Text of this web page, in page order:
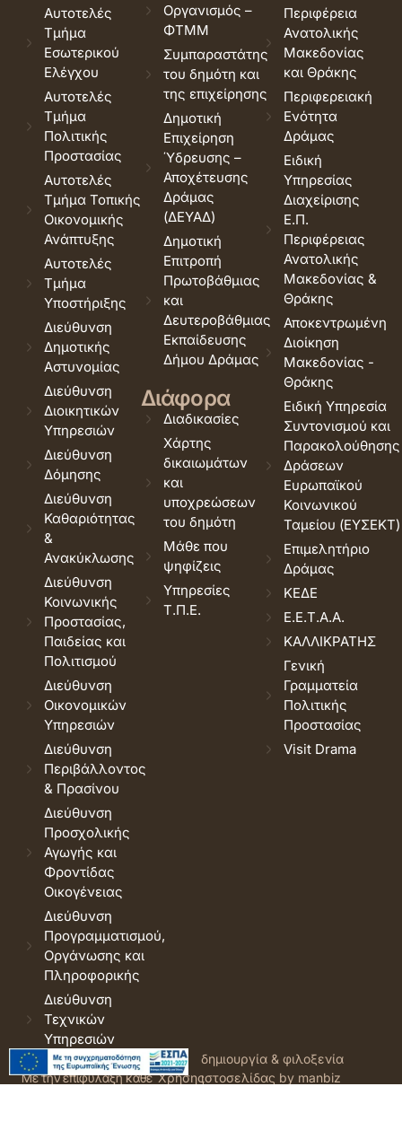
Αυτοτελές
Τμήμα
Εσωτερικού
Ελέγχου
Αυτοτελές
Τμήμα
Πολιτικής
Προστασίας
Αυτοτελές
Τμήμα Τοπικής
Οικονομικής
Ανάπτυξης
Αυτοτελές
Τμήμα
Υποστήριξης
Διεύθυνση
Δημοτικής
Αστυνομίας
Διεύθυνση
Διοικητικών
Υπηρεσιών
Διεύθυνση
Δόμησης
Διεύθυνση
Καθαριότητας
&
Ανακύκλωσης
Διεύθυνση
Κοινωνικής
Προστασίας,
Παιδείας και
Πολιτισμού
Διεύθυνση
Οικονομικών
Υπηρεσιών
Διεύθυνση
Περιβάλλοντος
& Πρασίνου
Διεύθυνση
Προσχολικής
Αγωγής και
Φροντίδας
Οικογένειας
Διεύθυνση
Προγραμματισμού,
Οργάνωσης και
Πληροφορικής
Διεύθυνση
Τεχνικών
Υπηρεσιών
Οργανισμός –
ΦΤΜΜ
Συμπαραστάτης
του δημότη και
της επιχείρησης
Δημοτική
Επιχείρηση
Ύδρευσης –
Αποχέτευσης
Δράμας
(ΔΕΥΑΔ)
Δημοτική
Επιτροπή
Πρωτοβάθμιας
και
Δευτεροβάθμιας
Εκπαίδευσης
Δήμου Δράμας
Διάφορα
Διαδικασίες
Χάρτης
δικαιωμάτων
και
υποχρεώσεων
του δημότη
Μάθε που
ψηφίζεις
Υπηρεσίες
Τ.Π.Ε.
Περιφέρεια
Ανατολικής
Μακεδονίας
και Θράκης
Περιφερειακή
Ενότητα
Δράμας
Ειδική
Υπηρεσίας
Διαχείρισης
Ε.Π.
Περιφέρειας
Ανατολικής
Μακεδονίας &
Θράκης
Αποκεντρωμένη
Διοίκηση
Μακεδονίας -
Θράκης
Ειδική Υπηρεσία
Συντονισμού και
Παρακολούθησης
Δράσεων
Ευρωπαϊκού
Κοινωνικού
Ταμείου (ΕΥΣΕΚΤ)
Επιμελητήριο
Δράμας
ΚΕΔΕ
Ε.Ε.Τ.Α.Α.
ΚΑΛΛΙΚΡΑΤΗΣ
Γενική
Γραμματεία
Πολιτικής
Προστασίας
Visit Drama
© 2026 Δήμος Δράμας.
Με την επιφύλαξη κάθε
Όροι
Χρήσης
δημιουργία & φιλοξενία
ιστοσελίδας by manbiz